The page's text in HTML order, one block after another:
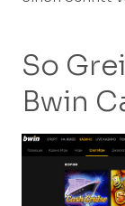
So
Bwin